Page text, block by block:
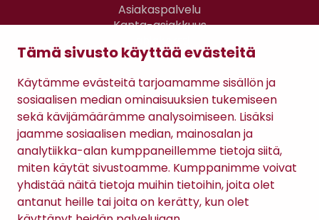
Tämä sivusto käyttää evästeitä
Käytämme evästeitä tarjoamamme sisällön ja
sosiaalisen median ominaisuuksien tukemiseen
sekä kävijämäärämme analysoimiseen. Lisäksi
jaamme sosiaalisen median, mainosalan ja
analytiikka-alan kumppaneillemme tietoja siitä,
miten käytät sivustoamme. Kumppanimme voivat
yhdistää näitä tietoja muihin tietoihin, joita olet
antanut heille tai joita on kerätty, kun olet
Asiakaspalvelu
Kanta-asiakkuus
Gomee Ratsula Café
Sopimusehdot
Tietosuojaseloste
Maksutavat